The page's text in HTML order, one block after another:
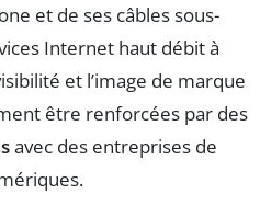
et de ses câbles sous-
Internet haut débit à
et l’image de marque
être renforcées par des
avec des entreprises de